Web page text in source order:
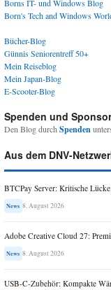
Borns IT- und Windows Blog
Born's Tech and Windows
Bücher-Blog
Günnis Seniorentreff 50+
Mein Reiseblog
Mein Japan-Blog
E-Scooter-Blog
Spenden und
Den Blog durchSpenden
Aus dem DNV-
BTCPay Server: Kritische
News 8. August 2026
Adobe Creative Cloud 27:
News 8. August 2026
USB-C-Zubehör: Kompakte